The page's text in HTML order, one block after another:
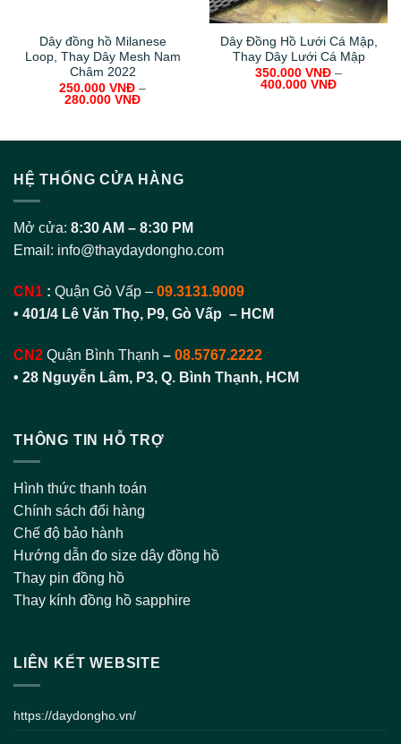
Dây đồng hồ Milanese
Loop, Thay Dây Mesh Nam
Châm 2022
250.000 VNĐ –
280.000 VNĐ
Dây Đồng Hồ Lưới Cá Mập,
Thay Dây Lưới Cá Mập
350.000 VNĐ –
400.000 VNĐ
HỆ THỐNG CỬA HÀNG
Mở cửa: 8:30 AM – 8:30 PM
Email: info@thaydaydongho.com
CN1 : Quận Gò Vấp – 09.3131.9009
• 401/4 Lê Văn Thọ, P9, Gò Vấp – HCM
CN2 Quận Bình Thạnh – 08.5767.2222
• 28 Nguyễn Lâm, P3, Q. Bình Thạnh, HCM
THÔNG TIN HỖ TRỢ
Hình thức thanh toán
Chính sách đổi hàng
Chế độ bảo hành
Hướng dẫn đo size dây đồng hồ
Thay pin đồng hồ
Thay kính đồng hồ sapphire
LIÊN KẾT WEBSITE
https://daydongho.vn/